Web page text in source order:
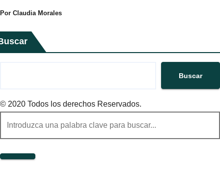
Por Claudia Morales
Buscar
© 2020 Todos los derechos Reservados.